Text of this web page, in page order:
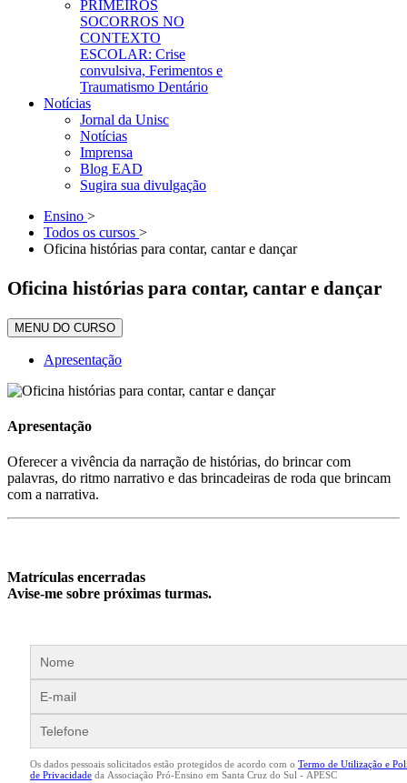
PRIMEIROS
SOCORROS NO
CONTEXTO
ESCOLAR: Crise
convulsiva, Ferimentos e
Traumatismo Dentário
Notícias
Jornal da Unisc
Notícias
Imprensa
Blog EAD
Sugira sua divulgação
Ensino >
Todos os cursos >
Oficina histórias para contar, cantar e dançar
Oficina histórias para contar, cantar e dançar
MENU DO CURSO
Apresentação
Apresentação
Oferecer a vivência da narração de histórias, do brincar com
palavras, do ritmo narrativo e das brincadeiras de roda que brincam
com a narrativa.
Matrículas encerradas
Avise-me sobre próximas turmas.